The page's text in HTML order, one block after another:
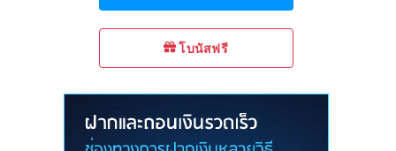
โบนัสฟรี